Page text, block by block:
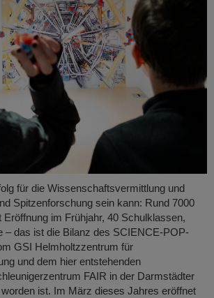
für die Wissenschaftsvermittlung und
Spitzenforschung sein kann: Rund 7000
im Frühjahr, 40 Schulklassen,
– das ist die Bilanz des SCIENCE-POP-
GSI Helmholtzzentrum für
und dem hier entstehenden
FAIR in der Darmstädter
ist. Im März dieses Jahres eröffnet